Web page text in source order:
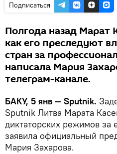
Подписаться
Полгода назад Марат
как его преследуют
стран за
написала Мария
телеграм-канале.
БАКУ, 5 янв — Sputnik.
Sputnik Литва Марата
диктаторских режимов за
заявила официальный
Мария Захарова.